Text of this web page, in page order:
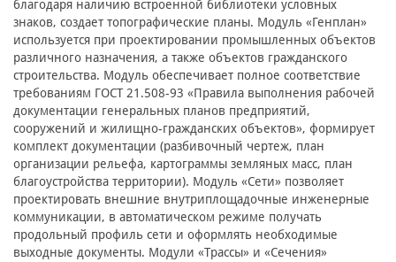
благодаря наличию встроенной библиотеки условных
знаков, создает топографические планы. Модуль «Генплан»
используется при проектировании промышленных объектов
различного назначения, а также объектов гражданского
строительства. Модуль обеспечивает полное соответствие
требованиям ГОСТ 21.508-93 «Правила выполнения рабочей
документации генеральных планов предприятий,
сооружений и жилищно-гражданских объектов», формирует
комплект документации (разбивочный чертеж, план
организации рельефа, картограммы земляных масс, план
благоустройства территории). Модуль «Сети» позволяет
проектировать внешние внутриплощадочные инженерные
коммуникации, в автоматическом режиме получать
продольный профиль сети и оформлять необходимые
выходные документы. Модули «Трассы» и «Сечения»